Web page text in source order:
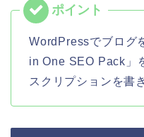
WordPressでブログ
in One SEO Pack」
スクリプションを書